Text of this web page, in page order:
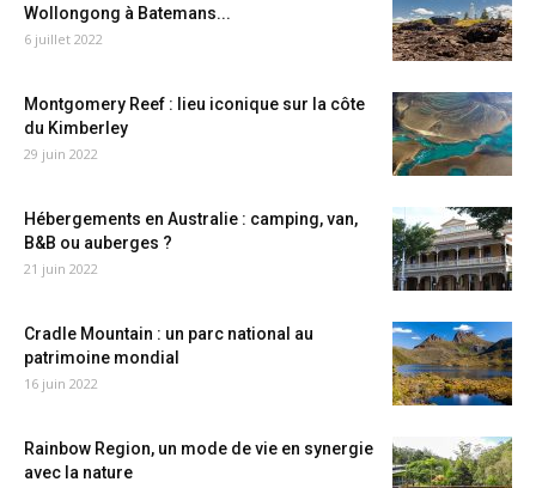
Wollongong à Batemans...
6 juillet 2022
Montgomery Reef : lieu iconique sur la côte
du Kimberley
29 juin 2022
Hébergements en Australie : camping, van,
B&B ou auberges ?
21 juin 2022
Cradle Mountain : un parc national au
patrimoine mondial
16 juin 2022
Rainbow Region, un mode de vie en synergie
avec la nature